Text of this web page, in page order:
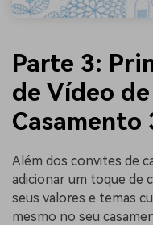
Parte 3:
de Vídeo
Casamento
Além dos convites de
adicionar um toque de
seus valores e temas
mesmo no seu